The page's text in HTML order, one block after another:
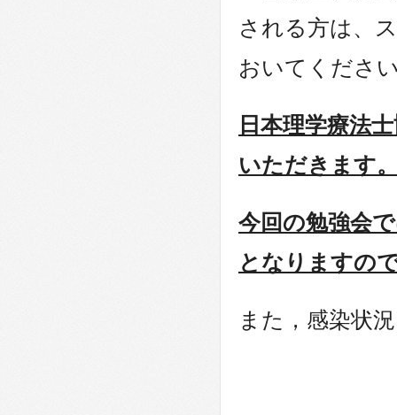
される方は、
おいてくださ
日本理学療法
いただきます
今回の勉強会
となりますの
また，感染状